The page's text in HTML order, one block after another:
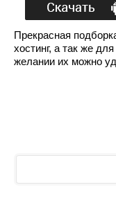
Прекрасная
хостинг, а так же
желании их можно